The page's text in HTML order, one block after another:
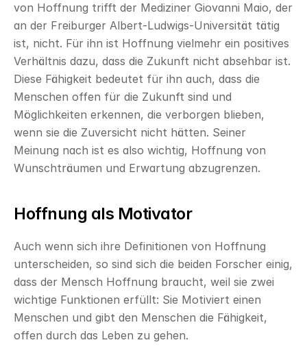
von Hoffnung trifft der Mediziner Giovanni Maio, der
an der Freiburger Albert-Ludwigs-Universität tätig
ist, nicht. Für ihn ist Hoffnung vielmehr ein positives
Verhältnis dazu, dass die Zukunft nicht absehbar ist.
Diese Fähigkeit bedeutet für ihn auch, dass die
Menschen offen für die Zukunft sind und
Möglichkeiten erkennen, die verborgen blieben,
wenn sie die Zuversicht nicht hätten. Seiner
Meinung nach ist es also wichtig, Hoffnung von
Wunschträumen und Erwartung abzugrenzen.
Hoffnung als Motivator
Auch wenn sich ihre Definitionen von Hoffnung
unterscheiden, so sind sich die beiden Forscher einig,
dass der Mensch Hoffnung braucht, weil sie zwei
wichtige Funktionen erfüllt: Sie Motiviert einen
Menschen und gibt den Menschen die Fähigkeit,
offen durch das Leben zu gehen.